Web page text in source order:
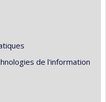
de l'information